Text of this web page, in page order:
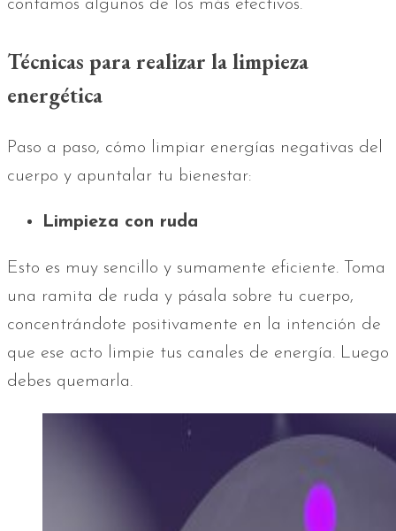
contamos algunos de los más efectivos.
Técnicas para realizar la limpieza
energética
Paso a paso, cómo limpiar energías negativas del
cuerpo y apuntalar tu bienestar:
Limpieza con ruda
Esto es muy sencillo y sumamente eficiente. Toma
una ramita de ruda y pásala sobre tu cuerpo,
concentrándote positivamente en la intención de
que ese acto limpie tus canales de energía. Luego
debes quemarla.